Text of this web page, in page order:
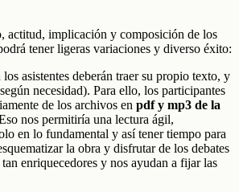
actitud, implicación y composición de los
tener ligeras variaciones y diverso éxito:
los asistentes deberán traer su propio texto, y
necesidad). Para ello, los participantes
de los archivos en pdf y mp3 de la
nos permitiría una lectura ágil,
en lo fundamental y así tener tiempo para
la obra y disfrutar de los debates
enriquecedores y nos ayudan a fijar las